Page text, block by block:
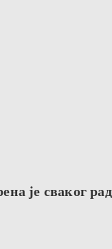
је сваког